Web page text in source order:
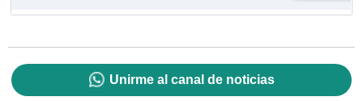
Unirme al canal de noticias